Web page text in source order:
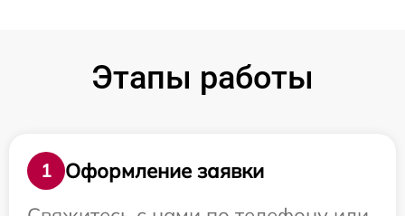
Этапы работы
1
Оформление заявки